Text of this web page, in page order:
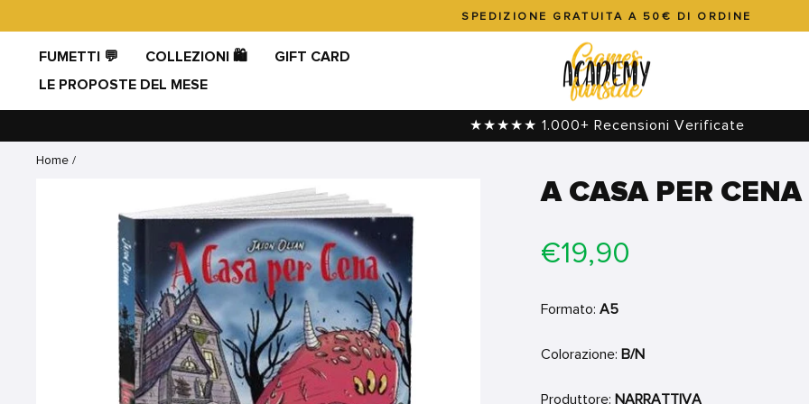
direttamente
contenuti
in
pausa
SPEDIZIONE GRATUITA A 50€ DI ORDINE
FUMETTI 💬 COLLEZIONI 🛍️
GIFT CARD
LE PROPOSTE DEL MESE
★★★★★ 1.000+ Recensioni Verificate
Home /
A CASA PER CENA
Prezzo
di
€19,90
Formato:A5
Colorazione: B/N
Produttore: NARRATTIVA